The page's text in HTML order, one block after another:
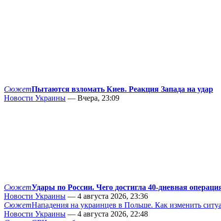
СюжетПытаются взломать Киев. Реакция Запада на удар
Новости Украины — Вчера, 23:09
СюжетУдары по России. Чего достигла 40-дневная
Новости Украины — 4 августа 2026, 23:36
СюжетНападения на украинцев в Польше. Как изменить
Новости Украины — 4 августа 2026, 22:48